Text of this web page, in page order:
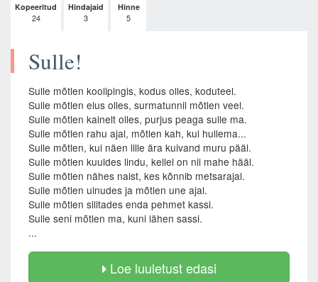
Kopeeritud
24
Hindajaid
3
Hinne
5
Sulle!
Sulle mõtlen koolipingis, kodus olles, koduteel.
Sulle mõtlen elus olles, surmatunnil mõtlen veel.
Sulle mõtlen kainelt olles, purjus peaga sulle ma.
Sulle mõtlen rahu ajal, mõtlen kah, kui hullema...
Sulle mõtlen, kui näen lille ära kuivand muru pääl.
Sulle mõtlen kuuldes lindu, kellel on nii mahe hääl.
Sulle mõtlen nähes naist, kes kõnnib metsarajal.
Sulle mõtlen uinudes ja mõtlen une ajal.
Sulle mõtlen silitades enda pehmet kassi.
Sulle seni mõtlen ma, kuni lähen sassi.
...
Loe luuletust edasi